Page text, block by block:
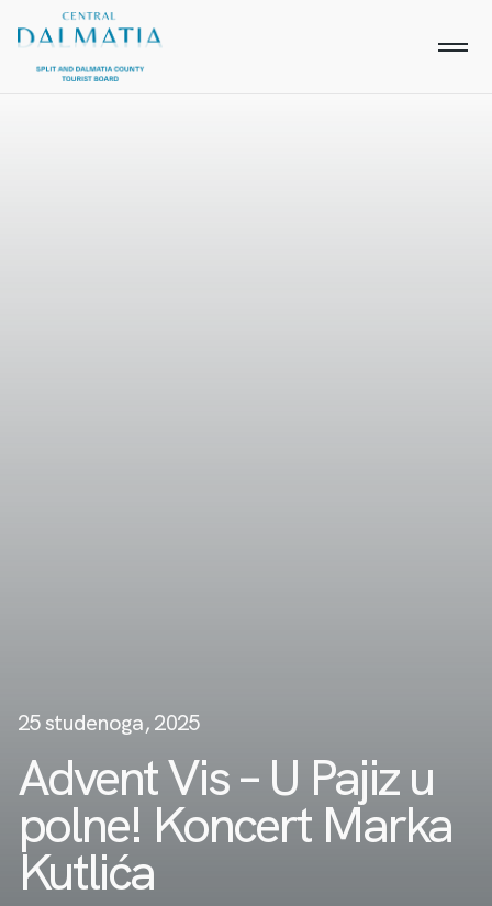
25 studenoga, 2025
Advent Vis – U Pajiz u
polne! Koncert Marka
Kutlića